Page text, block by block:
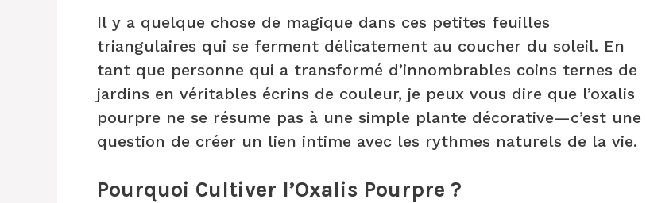
Il y a quelque chose de magique dans ces petites feuilles
triangulaires qui se ferment délicatement au coucher du soleil. En
tant que personne qui a transformé d’innombrables coins ternes de
jardins en véritables écrins de couleur, je peux vous dire que l’oxalis
pourpre ne se résume pas à une simple plante décorative—c’est une
question de créer un lien intime avec les rythmes naturels de la vie.
Pourquoi Cultiver l’Oxalis Pourpre ?